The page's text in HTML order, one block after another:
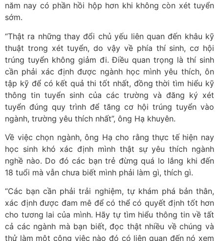
năm nay có phần hồi hộp hơn khi không còn xét tuyển
sớm.
“Thật ra những thay đổi chủ yếu liên quan đến khâu kỹ
thuật trong xét tuyển, do vậy về phía thí sinh, cơ hội
trúng tuyển không giảm đi. Điều quan trọng là thí sinh
cần phải xác định được ngành học mình yêu thích, ôn
tập kỹ để có kết quả thi tốt nhất, đồng thời tìm hiểu kỹ
thông tin tuyển sinh của các trường và đăng ký xét
tuyển đúng quy trình để tăng cơ hội trúng tuyển vào
ngành, trường yêu thích nhất”, ông Hạ khuyên.
Về việc chọn ngành, ông Hạ cho rằng thực tế hiện nay
học sinh khó xác định mình thật sự yêu thích ngành
nghề nào. Do đó các bạn trẻ đừng quá lo lắng khi đến
18 tuổi mà vẫn chưa biết mình phải làm gì, thích gì.
“Các bạn cần phải trải nghiệm, tự khám phá bản thân,
xác định được đam mê để có thể có quyết định tốt hơn
cho tương lai của mình. Hãy tự tìm hiểu thông tin về tất
cả các ngành mà bạn biết, đọc thật nhiều về chúng và
thử làm một công việc nào đó có liên quan đến nó xem